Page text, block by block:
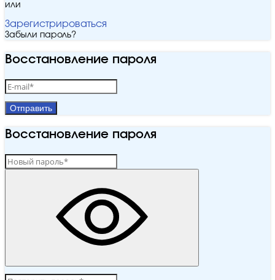
или
Зарегистрироваться
Забыли пароль?
Восстановление пароля
Отправить
Восстановление пароля